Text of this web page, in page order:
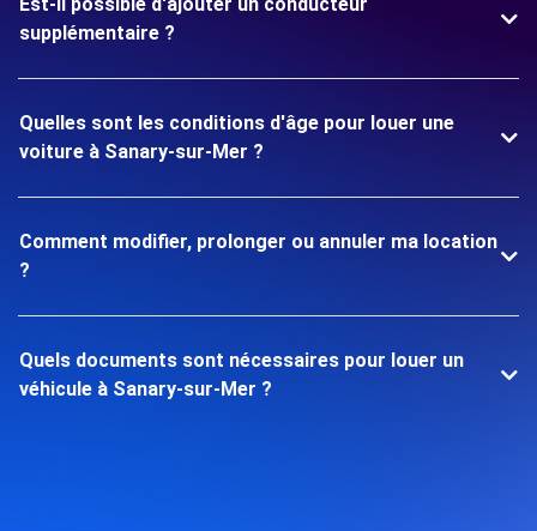
supplémentaire ?
Quelles sont les conditions d'âge pour louer une
voiture à Sanary-sur-Mer ?
Comment modifier, prolonger ou annuler ma location
?
Quels documents sont nécessaires pour louer un
véhicule à Sanary-sur-Mer ?